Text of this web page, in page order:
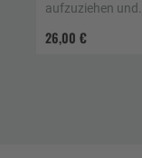
26,00 €
aufzuziehen und
Gemeinschaften